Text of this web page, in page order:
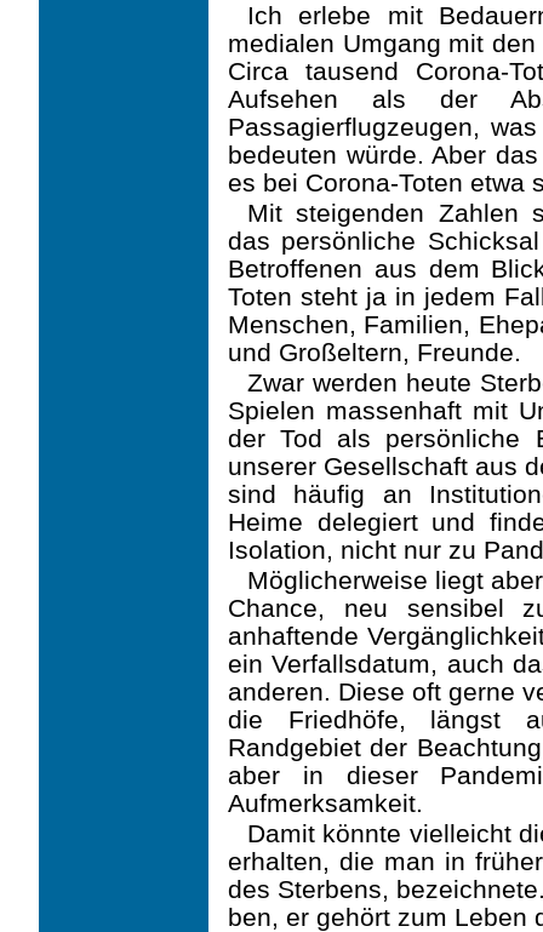
Ich erlebe mit
medialen Umgang mit
Circa tausend Corona-
Aufsehen als der
Passagierflugzeugen,
bedeuten würde. Aber
es bei Corona-Toten etwa
Mit steigenden Zahlen
das persönliche
Betroffenen aus dem
Toten steht ja in jedem
Menschen, Familien,
und Großeltern, Freunde.
Zwar werden heute
Spielen massenhaft mit
der Tod als persönliche
unse­rer Gesellschaft aus
sind häufig an
Heime delegiert und
Isolation, nicht nur zu
Möglicherweise liegt
Chance, neu sensibel
anhaftende
ein Ver­fallsdatum, auch
anderen. Diese oft gerne
die Friedhöfe, längst
Randgebiet der
aber in dieser
Aufmerksamkeit.
Damit könnte vielleicht
erhalten, die man in
des Sterbens,
ben, er gehört zum Leben